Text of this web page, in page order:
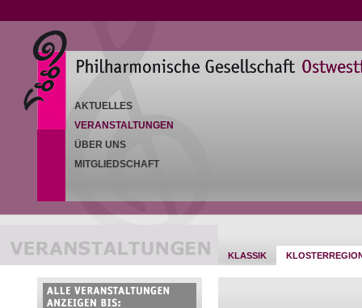
AKTUELLES
VERANSTALTUNGEN
ÜBER UNS
MITGLIEDSCHAFT
KLASSIK